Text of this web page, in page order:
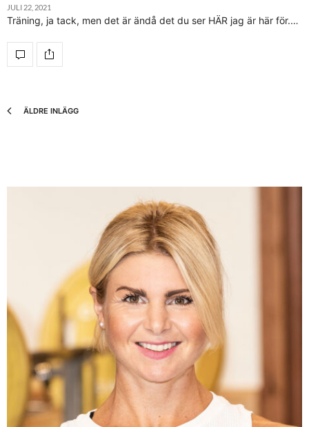
JULI 22, 2021
Träning, ja tack, men det är ändå det du ser HÄR jag är här för.…
ÄLDRE INLÄGG